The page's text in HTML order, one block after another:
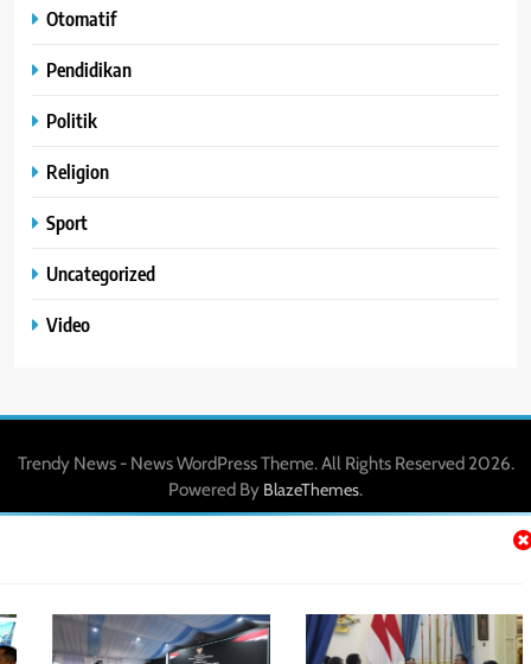
Otomatif
Pendidikan
Politik
Religion
Sport
Uncategorized
Video
Trendy News - News WordPress Theme. All Rights Reserved 2026.
Powered By BlazeThemes.